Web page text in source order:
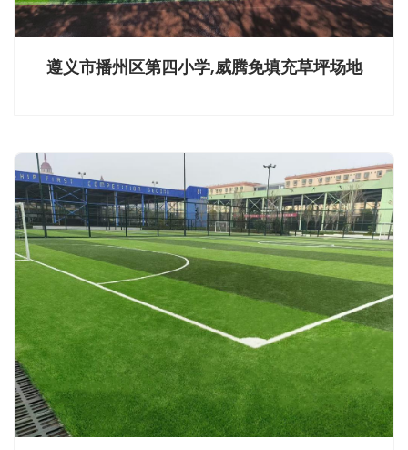
遵义市播州区第四小学,威腾免填充草坪场地